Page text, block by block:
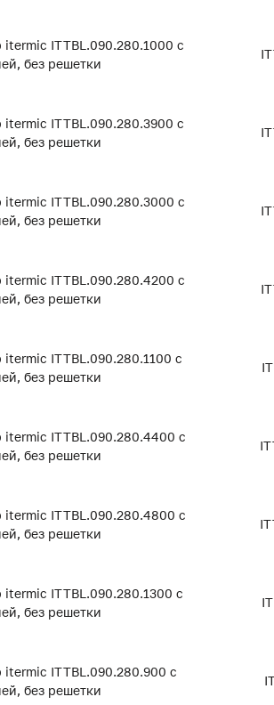
itermic ITTBL.090.280.1000 с
без решетки
itermic ITTBL.090.280.3900 с
без решетки
itermic ITTBL.090.280.3000 с
без решетки
itermic ITTBL.090.280.4200 с
без решетки
ITTBL.090.280.1100 с
без решетки
itermic ITTBL.090.280.4400 с
без решетки
itermic ITTBL.090.280.4800 с
без решетки
itermic ITTBL.090.280.1300 с
без решетки
itermic ITTBL.090.280.900 с
без решетки